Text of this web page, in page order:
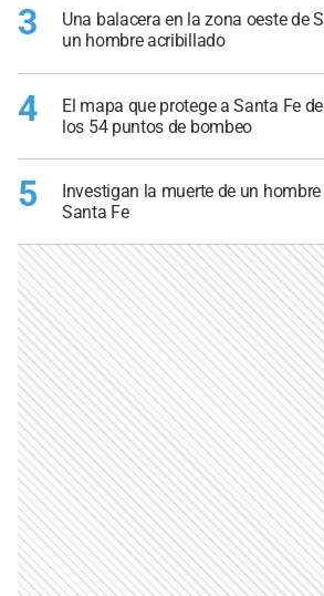
3
Una balacera en la zona oeste de
un hombre acribillado
4
El mapa que protege a Santa Fe
los 54 puntos de bombeo
5
Investigan la muerte de un
Santa Fe